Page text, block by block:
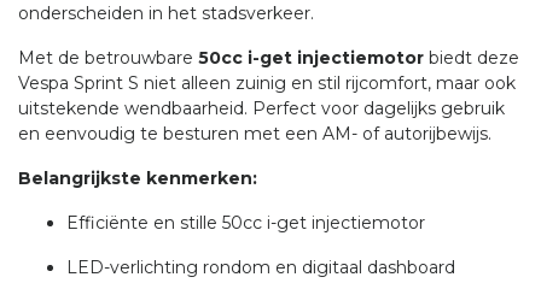
onderscheiden in het stadsverkeer.
Met de betrouwbare 50cc i-get injectiemotor biedt deze
Vespa Sprint S niet alleen zuinig en stil rijcomfort, maar ook
uitstekende wendbaarheid. Perfect voor dagelijks gebruik
en eenvoudig te besturen met een AM- of autorijbewijs.
Belangrijkste kenmerken:
Efficiënte en stille 50cc i-get injectiemotor
LED-verlichting rondom en digitaal dashboard